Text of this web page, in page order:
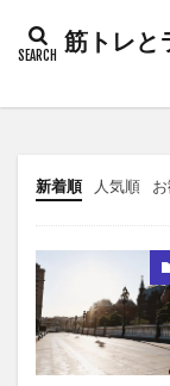
筋トレと
新着順 人気順